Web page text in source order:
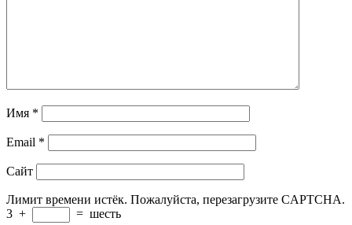
Имя *
Email *
Сайт
Лимит времени истёк. Пожалуйста, перезагрузите CAPTCHA.
3 + = шесть